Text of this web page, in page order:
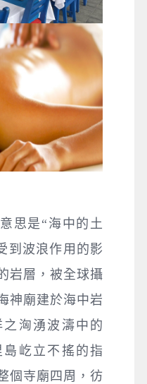
思是“海中的土
到波浪作用的影
岩層，被全球攝
神廟建於海中岩
洶湧波濤中的
屹立不搖的指
個寺廟四周，彷